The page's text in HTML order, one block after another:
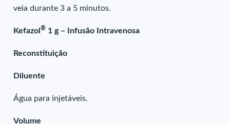
veia durante 3 a 5 minutos.
Kefazol® 1 g – Infusão Intravenosa
Reconstituição
Diluente
Água para injetáveis.
Volume